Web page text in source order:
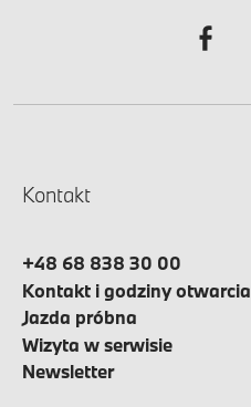
Kontakt
+48 68 838 30 00
Kontakt i godziny otwarcia
Jazda próbna
Wizyta w serwisie
Newsletter